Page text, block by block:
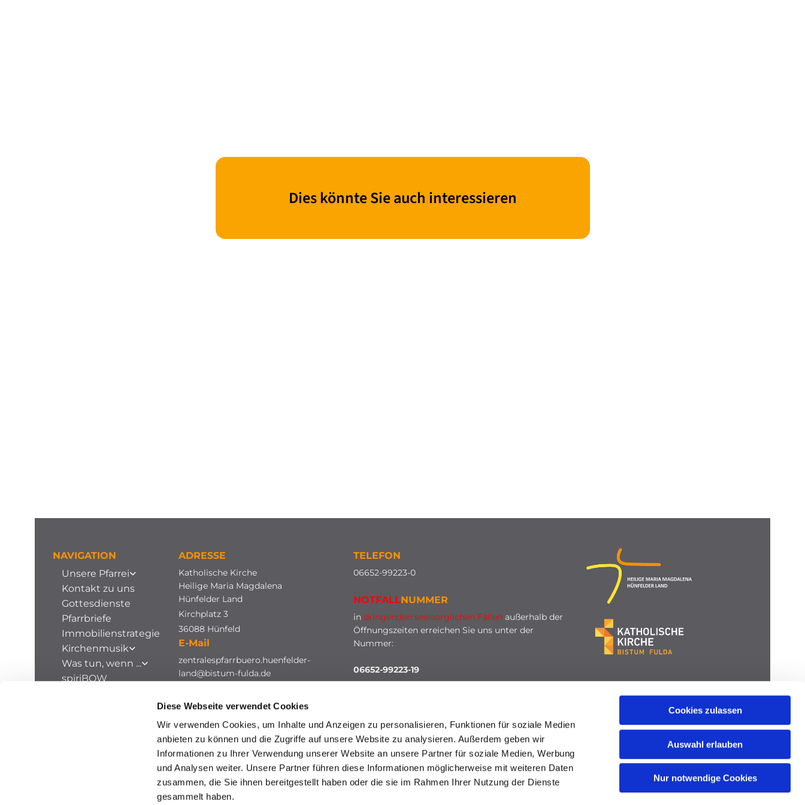
Diese Webseite verwendet Cookies
Wir verwenden Cookies, um Inhalte und Anzeigen zu personalisieren, Funktionen für soziale Medien
anbieten zu können und die Zugriffe auf unsere Website zu analysieren. Außerdem geben wir
Informationen zu Ihrer Verwendung unserer Website an unsere Partner für soziale Medien, Werbung
und Analysen weiter. Unsere Partner führen diese Informationen möglicherweise mit weiteren Daten
zusammen, die Sie ihnen bereitgestellt haben oder die sie im Rahmen Ihrer Nutzung der Dienste
gesammelt haben.
Cookies zulassen
Auswahl erlauben
Nur notwendige Cookies
Dies könnte Sie auch interessieren
NAVIGATION
Unsere Pfarrei
Kontakt zu uns
Gottesdienste
Pfarrbriefe
Immobilienstrategie
Kirchenmusik
Was tun, wenn ...
spiriBOW
ADRESSE
Katholische Kirche
Heilige Maria Magdalena
Hünfelder Land
Kirchplatz 3
36088 Hünfeld
E-Mail
zentralespfarrbuero.huenfelder-
land@bistum-fulda.de
TELEFON
06652-99223-0
NOTFALLNUMMER
in dringenden seelsorglichen Fällenaußerhalb der
Öffnungszeiten erreichen Sie uns unter der
Nummer:
06652-99223-19
HINWEISGEBERSCHUTZ